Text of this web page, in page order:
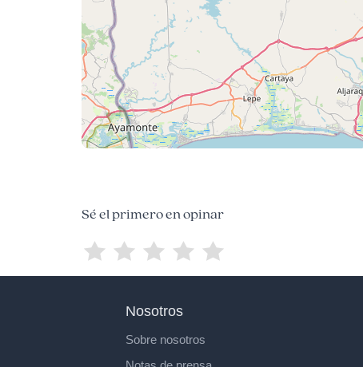
Sé el primero en opinar
Nosotros
Sobre nosotros